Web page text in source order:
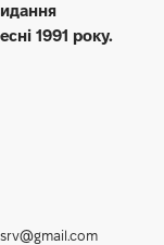
1991 року.